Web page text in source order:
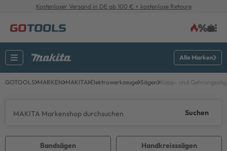
Kostenloser Versand in DE ab 100 € + kostenlose Retoure
Alle Marken
GOTOOLS MARKEN MAKITA Elektrowerkzeuge Sägen Kapp- und
Suchen
Handkreisssägen
Bandsägen